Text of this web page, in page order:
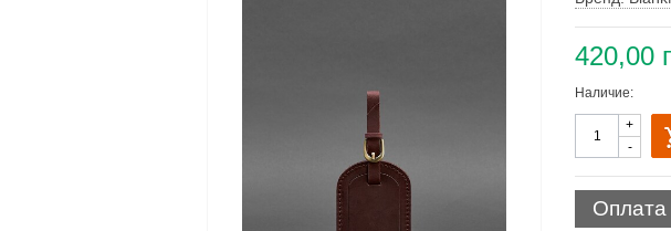
420,00
Наличие:
Количество
-
+
Оплата